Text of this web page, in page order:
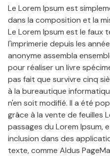
Notre
équipe
Nos
actualités
Estimation
gratuite
Blog
Conciergerie
Le Lorem Ipsum est
dans la composition et la
Le Lorem Ipsum est le faux
l'imprimerie depuis les
anonyme assembla
pour réaliser un livre
pas fait que survivre cinq
à la bureautique
n'en soit modifié. Il a été
grâce à la vente de feuilles
passages du Lorem Ipsum,
inclusion dans des
texte, comme Aldus